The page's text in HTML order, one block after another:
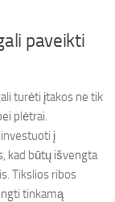
paveikti
turėti įtakos ne tik
plėtrai.
į
kad būtų išvengta
Tikslios ribos
tinkamą